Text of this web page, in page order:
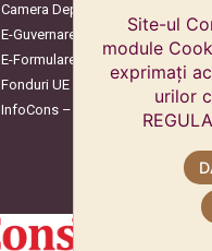
Camera Deputaților
E-Guvernare
E-Formulare
Fonduri UE
InfoCons – Protecția
Site-ul
module
exprimați
urilor